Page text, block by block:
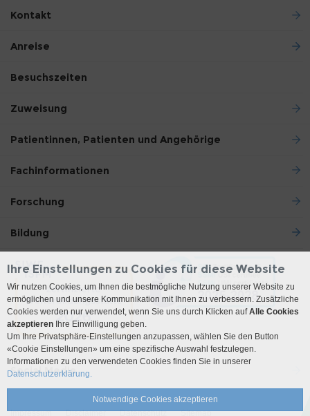
Kontakt
Anreise
Besuchszeiten
Zuweisung
Patientinnen, Patienten und Angehörige
Fachinformationen
Forschung
Bildung
Social Media
Impressum Disclaimer Datenschutz Sitemap
Ihre Einstellungen zu Cookies für diese Website
Wir nutzen Cookies, um Ihnen die bestmögliche Nutzung unserer Website zu
ermöglichen und unsere Kommunikation mit Ihnen zu verbessern. Zusätzliche
Cookies werden nur verwendet, wenn Sie uns durch Klicken aufAlle Cookies
akzeptieren Ihre Einwilligung geben.
Um Ihre Privatsphäre-Einstellungen anzupassen, wählen Sie den Button
«Cookie Einstellungen» um eine spezifische Auswahl festzulegen.
Informationen zu den verwendeten Cookies finden Sie in unserer
Datenschutzerklärung.
Notwendige Cookies akzeptieren